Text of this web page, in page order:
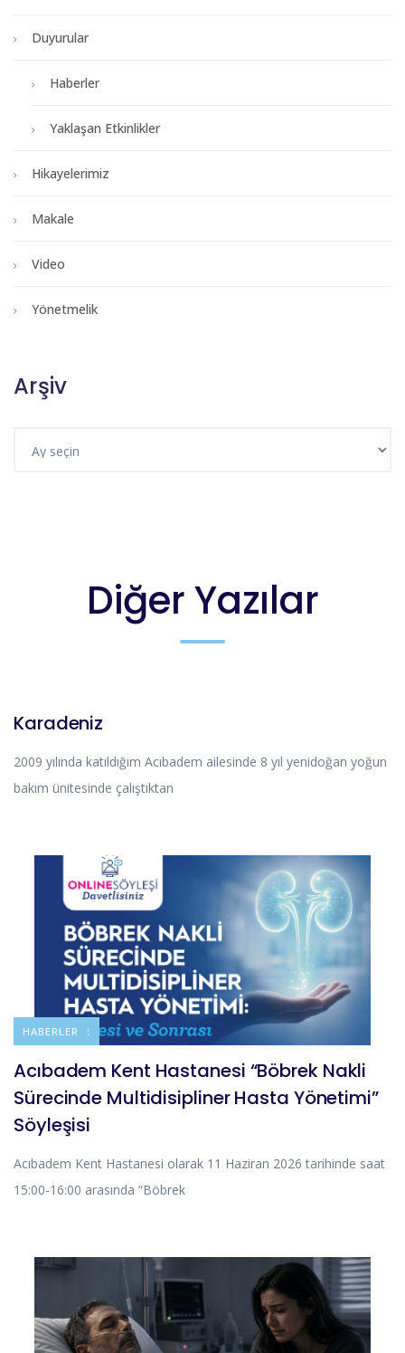
Duyurular
Haberler
Yaklaşan Etkinlikler
Hikayelerimiz
Makale
Video
Yönetmelik
Arşiv
Diğer Yazılar
Karadeniz
2009 yılında katıldığım Acıbadem ailesinde 8 yıl yenidoğan yoğun
bakım ünitesinde çalıştıktan
DUYURULAR
HABERLER
Acıbadem Kent Hastanesi “Böbrek Nakli
Sürecinde Multidisipliner Hasta Yönetimi”
Söyleşisi
Acıbadem Kent Hastanesi olarak 11 Haziran 2026 tarihinde saat
15:00-16:00 arasında “Böbrek